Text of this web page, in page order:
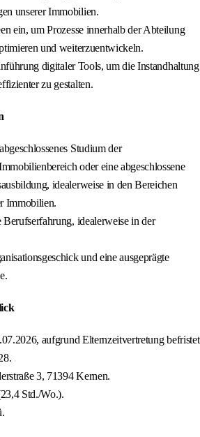
unserer Immobilien.
ein, um Prozesse innerhalb der Abteilung
und weiterzuentwickeln.
digitaler Tools, um die Instandhaltung
zu gestalten.
Studium der
oder eine abgeschlossene
idealerweise in den Bereichen
Immobilien.
Berufserfahrung, idealerweise in der
und eine ausgeprägte
aufgrund Elternzeitvertretung befristet
3, 71394 Kernen.
Std./Wo.).